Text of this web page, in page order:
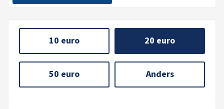
10 euro 20 euro
50 euro Anders